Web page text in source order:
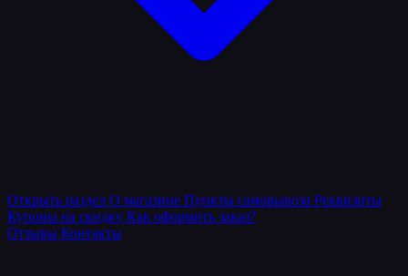
Открыть раздел О магазине Пункты самовывоза Реквизиты
Купоны на скидку Как оформить заказ?
Отзывы Контакты